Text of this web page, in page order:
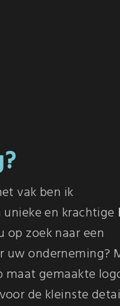
vak ben ik
en krachtige
zoek naar een
uw onderneming?
maat gemaakte
de kleinste